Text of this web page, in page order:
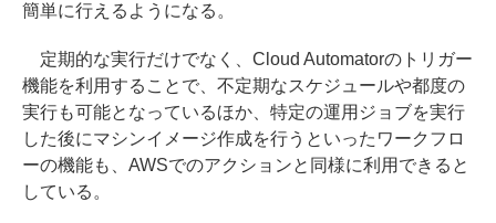
簡単に行えるようになる。
定期的な実行だけでなく、Cloud Automatorのトリガー
機能を利用することで、不定期なスケジュールや都度の
実行も可能となっているほか、特定の運用ジョブを実行
した後にマシンイメージ作成を行うといったワークフロ
ーの機能も、AWSでのアクションと同様に利用できると
している。